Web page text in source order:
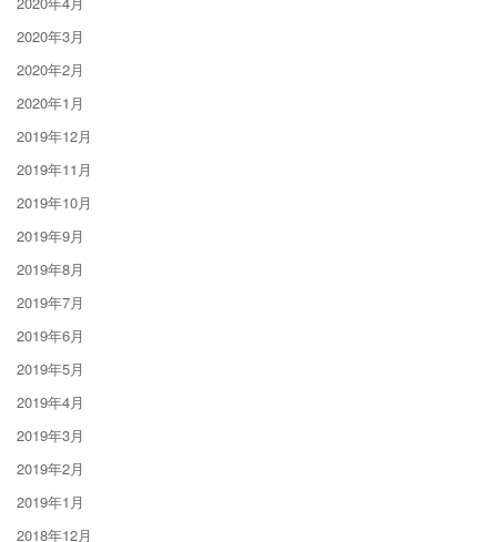
2020年3月
2020年2月
2020年1月
2019年12月
2019年11月
2019年10月
2019年9月
2019年8月
2019年7月
2019年6月
2019年5月
2019年4月
2019年3月
2019年2月
2019年1月
2018年12月